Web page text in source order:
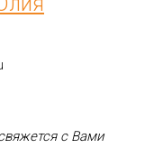
с Вами